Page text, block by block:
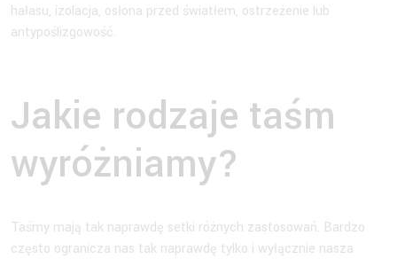
hałasu, izolacja, osłona przed światłem, ostrzeżenie lub
antypoślizgowość.
Jakie rodzaje taśm
wyróżniamy?
Taśmy mają tak naprawdę setki różnych zastosowań. Bardzo
często ogranicza nas tak naprawdę tylko i wyłącznie nasza